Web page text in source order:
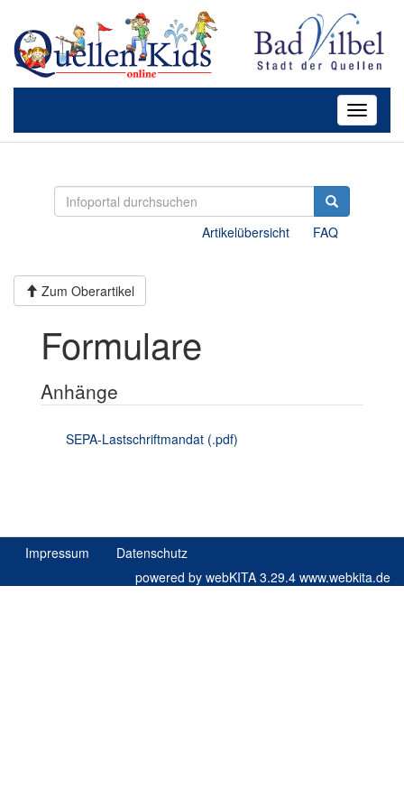
Toggle
FAQ
Artikelübersicht
Zum Oberartikel
Formulare
Anhänge
SEPA-Lastschriftmandat (.pdf)
Impressum
Datenschutz
powered by webKITA 3.29.4 www.webkita.de